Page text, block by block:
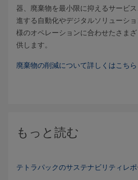
器、廃棄物を最小限に抑えるサービ
進する自動化やデジタルソリューシ
様のオペレーションに合わせたさま
供します。
廃棄物の削減について詳しくはこちら
もっと読む
テトラパックのサステナビリティレポ